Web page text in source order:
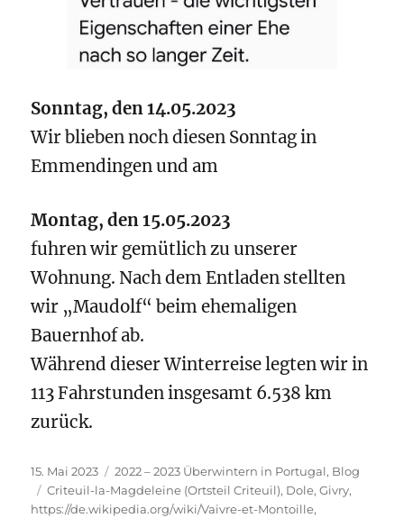
Sonntag, den 14.05.2023
Wir blieben noch diesen Sonntag in
Emmendingen und am
Montag, den 15.05.2023
fuhren wir gemütlich zu unserer
Wohnung. Nach dem Entladen stellten
wir „Maudolf“ beim ehemaligen
Bauernhof ab.
Während dieser Winterreise legten wir in
113 Fahrstunden insgesamt 6.538 km
zurück.
Veröffentlicht
am
15. Mai 2023 Kategorien
2022 – 2023 Überwintern in Portugal, Blog
Schlagwörter
Criteuil-la-Magdeleine (Ortsteil Criteuil), Dole,Givry,
https://de.wikipedia.org/wiki/Vaivre-et-Montoille,